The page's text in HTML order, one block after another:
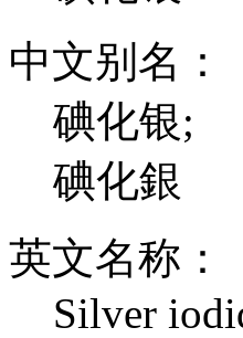
中文别名：
碘化银;
碘化銀
英文名称：
Silver